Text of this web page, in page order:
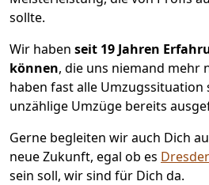
sollte.
Wir haben seit 19 Jahren
können, die uns niemand mehr
haben fast alle
unzählige Umzüge bereits
Gerne begleiten wir auch Dich
neue Zukunft, egal ob es
sein soll, wir sind für Dich da.